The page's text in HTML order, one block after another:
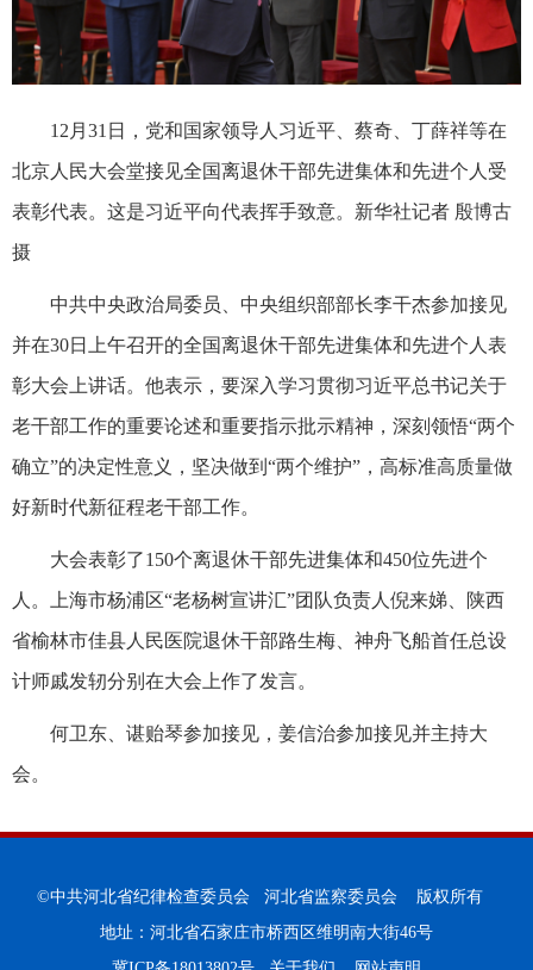
12月31日，党和国家领导人习近平、蔡奇、丁薛祥等在
北京人民大会堂接见全国离退休干部先进集体和先进个人受
表彰代表。这是习近平向代表挥手致意。新华社记者 殷博古
摄
中共中央政治局委员、中央组织部部长李干杰参加接见
并在30日上午召开的全国离退休干部先进集体和先进个人表
彰大会上讲话。他表示，要深入学习贯彻习近平总书记关于
老干部工作的重要论述和重要指示批示精神，深刻领悟“两个
确立”的决定性意义，坚决做到“两个维护”，高标准高质量做
好新时代新征程老干部工作。
大会表彰了150个离退休干部先进集体和450位先进个
人。上海市杨浦区“老杨树宣讲汇”团队负责人倪来娣、陕西
省榆林市佳县人民医院退休干部路生梅、神舟飞船首任总设
计师戚发轫分别在大会上作了发言。
何卫东、谌贻琴参加接见，姜信治参加接见并主持大
会。
©中共河北省纪律检查委员会 河北省监察委员会 版权所有
地址：河北省石家庄市桥西区维明南大街46号